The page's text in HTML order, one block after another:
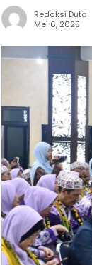
Redaksi Duta
Mei 6, 2025